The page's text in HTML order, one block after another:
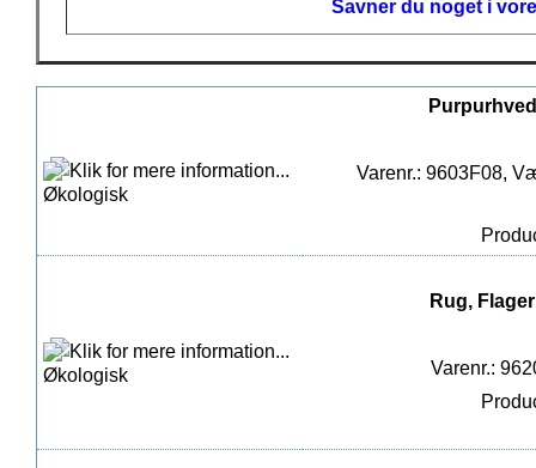
Savner du noget i
Varenr.: 9603F08,
Rug,
Varenr.: